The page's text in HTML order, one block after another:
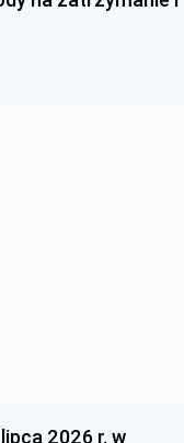
2026 r. w